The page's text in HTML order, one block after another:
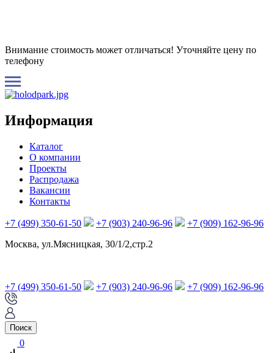
Внимание стоимость может отличаться! Уточняйте цену по
телефону
Информация
Каталог
О компании
Проекты
Распродажа
Вакансии
Контакты
+7 (499) 350-61-50 +7 (903) 240-96-96
+7 (909) 162-96-96
Москва, ул.Мясницкая, 30/1/2,стр.2
+7 (499) 350-61-50 +7 (903) 240-96-96 +7 (909) 162-96-96
Поиск
0